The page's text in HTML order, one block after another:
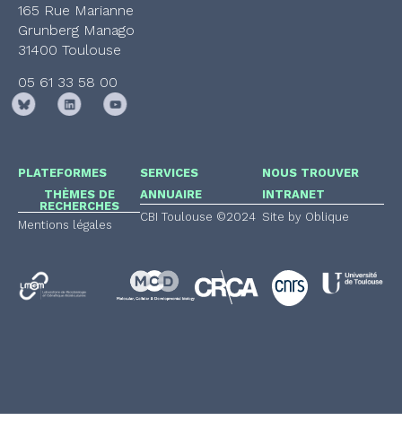
165 Rue Marianne
Grunberg Manago
31400 Toulouse
05 61 33 58 00
PLATEFORMES
THÈMES DE
RECHERCHES
Mentions légales
SERVICES
ANNUAIRE
CBI Toulouse ©2024
NOUS TROUVER
INTRANET
Site by Oblique